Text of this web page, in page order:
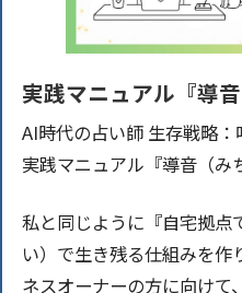
実践マニュアル『導音
AI時代の占い師 生存戦略
実践マニュアル『導音（み
私と同じように『自宅拠点
い）で生き残る仕組みを
ネスオーナーの方に向けて